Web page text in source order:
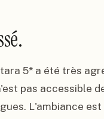
5* a été très
pas accessible
L'ambiance